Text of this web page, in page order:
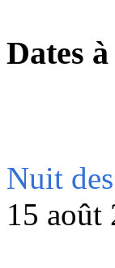
Dates
Nuit
15 août